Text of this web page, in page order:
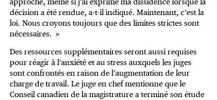
décision a été rendue, a-t-il indiqué. Maintenant, c’est la
loi. Nous croyons toujours que des limites strictes sont
nécessaires. »
Des ressources supplémentaires seront aussi requises
pour réagir à l’anxiété et au stress auxquels les juges
sont confrontés en raison de l’augmentation de leur
charge de travail. Le juge en chef mentionne que le
Conseil canadien de la magistrature a terminé son étude